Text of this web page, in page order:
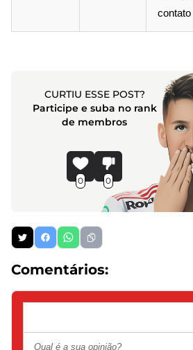
contato
CURTIU ESSE POST?
Participe e suba no rank
de membros
0 0
Comentários: